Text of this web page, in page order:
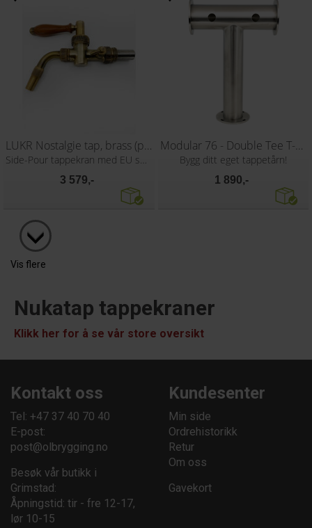
LUKR Nostalgie tap, brass (patina)
Side-Pour tappekran med EU shank
3 579,-
Modular 76 - Double Tee T-Bar
Bygg ditt eget tappetårn!
1 890,-
Vis flere
Nukatap tappekraner
Klikk her for å se vår store oversikt
Kontakt oss
Tel: +47 37 40 70 40
E-post:
post@olbrygging.no
Besøk vår butikk i
Grimstad:
Åpningstid: tir - fre 12-17,
lør 10-15
Kundesenter
Min side
Ordrehistorikk
Retur
Om oss
Gavekort